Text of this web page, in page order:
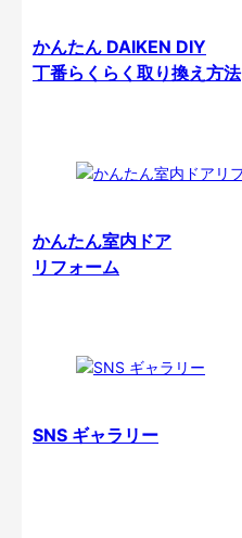
かんたん DAIKEN DIY
丁番らくらく取り換え方法
かんたん室内ドア
リフォーム
SNS ギャラリー